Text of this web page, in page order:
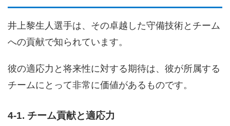
井上黎生人選手は、その卓越した守備技術とチーム
への貢献で知られています。
彼の適応力と将来性に対する期待は、彼が所属する
チームにとって非常に価値があるものです。
4-1. チーム貢献と適応力